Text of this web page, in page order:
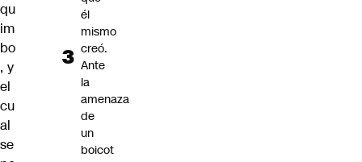
qu
im
bo
, y
el
cu
al
se
él
mismo
creó.
Ante
la
amenaza
de
un
boicot